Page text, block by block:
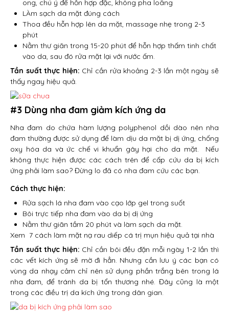
ong, chú ý để hỗn hợp đặc, không pha loãng
LÀm sạch da mặt đúng cách
Thoa đều hỗn hợp lên da mặt, massage nhẹ trong 2-3
phút
Nằm thư giãn trong 15-20 phút để hỗn hợp thấm tinh chất
vào da, sau đó rửa mặt lại với nước ấm.
Tần suất thực hiện: Chỉ cần rửa khoảng 2-3 lần một ngày sẽ
thấy ngay hiệu quả.
#3 Dùng nha đam giảm kích ứng da
Nha đam do chứa hàm lượng polyphenol dồi dào nên nha
đam thường được sử dụng để làm dịu da mặt bị dị ứng, chống
oxy hóa da và ức chế vi khuẩn gây hại cho da mặt. Nếu
không thực hiện được các cách trên để cấp cứu da bị kích
ứng phải làm sao? Đừng lo đã có nha đam cứu các bạn.
Cách thực hiện:
Rửa sạch lá nha đam vào cạo lớp gel trong suốt
Bôi trực tiếp nha đam vào da bị dị ứng
Nằm thư giãn tầm 20 phút và làm sạch da mặt.
Xem 7 cách làm mặt nạ rau diếp cá trị mụn hiệu quả tại nhà
Tần suất thực hiện: Chỉ cần bôi đều đặn mỗi ngày 1-2 lần thì
các vết kích ứng sẽ mờ đi hẳn. Nhưng cần lưu ý các bạn có
vùng da nhạy cảm chỉ nên sử dụng phần trắng bên trong lá
nha đam, để tránh da bị tổn thương nhé. Đây cũng là một
trong các điều trị da kích ứng trong dân gian.